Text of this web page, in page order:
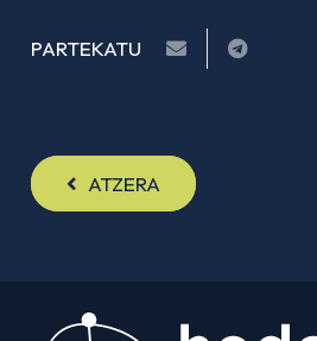
PARTEKATU
ATZERA